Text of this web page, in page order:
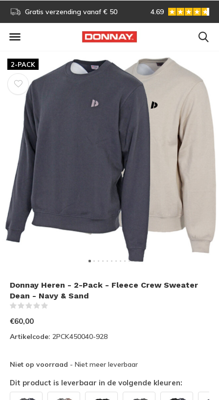
Gratis verzending vanaf € 50 Gratis omruilen
4.69
2-PACK
Donnay Heren - 2-Pack - Fleece Crew Sweater
Dean - Navy & Sand
€60,00
Artikelcode: 2PCK450040-928
Niet op voorraad - Niet meer leverbaar
Dit product is leverbaar in de volgende kleuren: